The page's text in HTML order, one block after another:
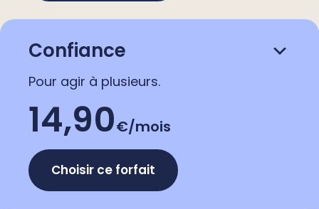
Confiance
Pour agir à plusieurs.
14,90€/mois
Choisir ce forfait